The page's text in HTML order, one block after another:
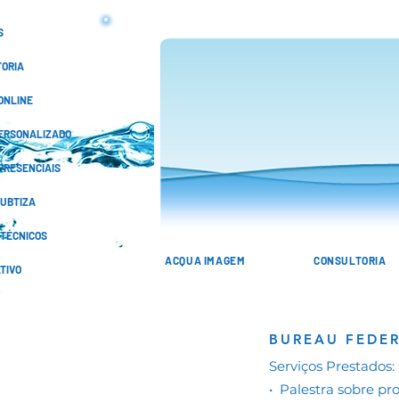
ACQUA IMAGEM CONSULTORIA
BUREAU
Serviços Prestados:
• Palestra sobre